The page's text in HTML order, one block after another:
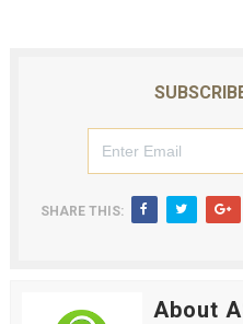
SHARE THIS:
About